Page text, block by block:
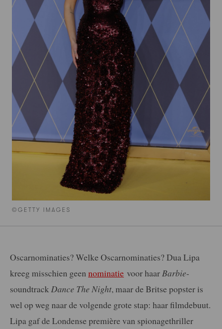
©GETTY IMAGES
Oscarnominaties? Welke Oscarnominaties? Dua Lipa
kreeg misschien geen nominatie voor haar Barbie-
soundtrack Dance The Night, maar de Britse popster is
wel op weg naar de volgende grote stap: haar filmdebuut.
Lipa gaf de Londense première van spionagethriller